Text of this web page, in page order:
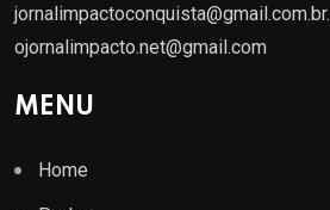
jornalimpactoconquista@gmail.com.br.
ojornalimpacto.net@gmail.com
MENU
Home